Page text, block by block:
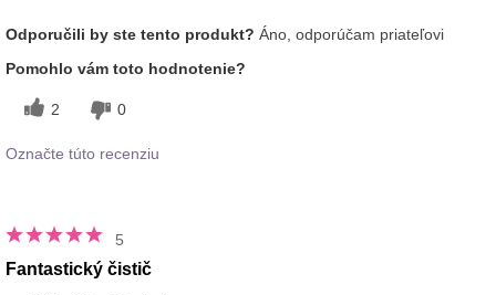
používaním tohto prípravku?
pocit na pokožke
Odporučili by ste tento produkt? Áno, odporúčam priateľovi
Pomohlo vám toto hodnotenie?
2 0
Označte túto recenziu
5
Fantastický čistič